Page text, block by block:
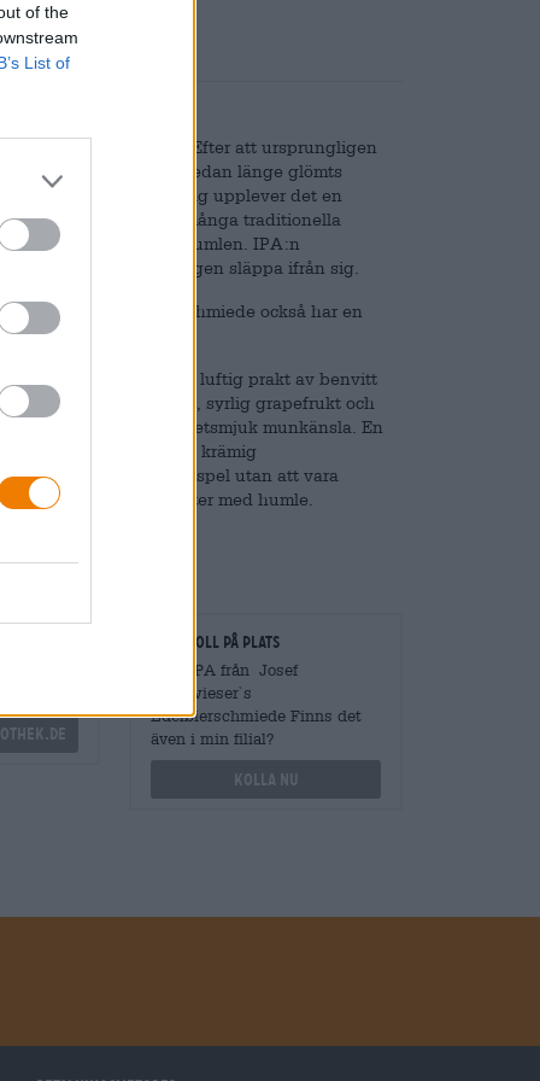
of the
List of
hantverksölscenen. Efter att ursprungligen
länder, har ölstilen sedan länge glömts
IPA togs upp igen. Idag upplever det en
och många traditionella
öl? Det är nog humlen. IPA:n
bryggare att verkligen släppa ifrån sig.
Edelbierschmiede också har en
guld och pryds av en luftig prakt av benvitt
med exotisk frukt, syrlig grapefrukt och
kropp med en sammetsmjuk munkänsla. En
fyllig malt och krämig
aromernas spel utan att vara
som är fruktig och bitter med humle.
Kontroll på plats
Vara IPA från Josef
Langwieser`s
Edelbierschmiede Finns det
även i min filial?
Kolla nu